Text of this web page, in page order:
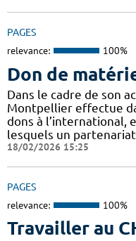
PAGES
relevance: 100%
Don de
Dans le cadre de son
Montpellier effectue
dons à l’international,
lesquels un
18/02/2026 15:25
PAGES
relevance: 100%
Travailler au